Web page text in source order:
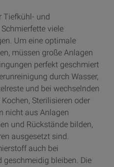
Tiefkühl- und
viele
Um eine optimale
müssen große Anlagen
perfekt geschmiert
durch Wasser,
und bei wechselnden
Sterilisieren oder
nicht aus Anlagen
und Rückstände bilden,
ausgesetzt sind.
auch bei
geschmeidig bleiben. Die